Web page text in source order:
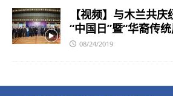
【视频】与木兰共
“中国日”暨“华裔传
08/24/2019